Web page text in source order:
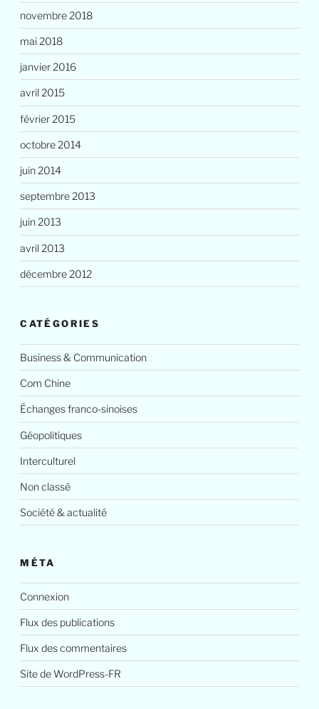
novembre 2018
mai 2018
janvier 2016
avril 2015
février 2015
octobre 2014
juin 2014
septembre 2013
juin 2013
avril 2013
décembre 2012
CATÉGORIES
Business & Communication
Com Chine
Échanges franco-sinoises
Géopolitiques
Interculturel
Non classé
Société & actualité
MÉTA
Connexion
Flux des publications
Flux des commentaires
Site de WordPress-FR